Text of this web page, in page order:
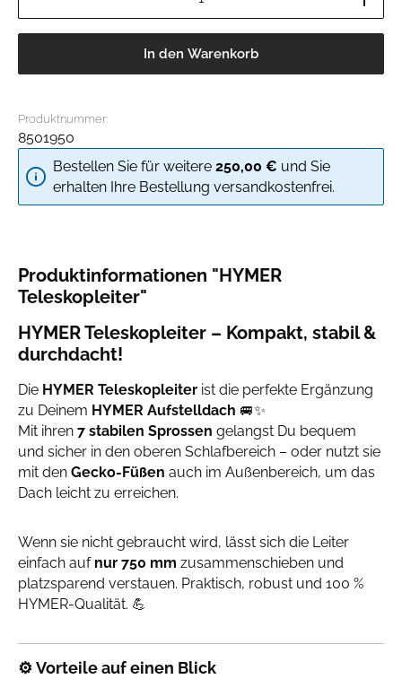
In den Warenkorb
Produktnummer:
8501950
Bestellen Sie für weitere 250,00 € und Sie
erhalten Ihre Bestellung versandkostenfrei.
Produktinformationen "HYMER
Teleskopleiter"
HYMER Teleskopleiter – Kompakt, stabil &
durchdacht!
Die HYMER Teleskopleiter ist die perfekte Ergänzung
zu Deinem HYMER Aufstelldach 🚐✨
Mit ihren 7 stabilen Sprossen gelangst Du bequem
und sicher in den oberen Schlafbereich – oder nutzt sie
mit den Gecko-Füßen auch im Außenbereich, um das
Dach leicht zu erreichen.
Wenn sie nicht gebraucht wird, lässt sich die Leiter
einfach auf nur 750 mm zusammenschieben und
platzsparend verstauen. Praktisch, robust und 100 %
HYMER-Qualität. 💪
⚙️Vorteile auf einen Blick